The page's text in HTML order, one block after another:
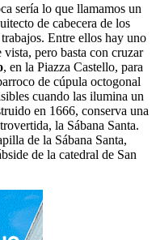
sería lo que llamamos un
de cabecera de los
Entre ellos hay uno
pero basta con cruzar
, en la Piazza Castello, para
de cúpula octogonal
cuando las ilumina un
en 1666, conserva una
la Sábana Santa.
de la Sábana Santa,
de la catedral de San